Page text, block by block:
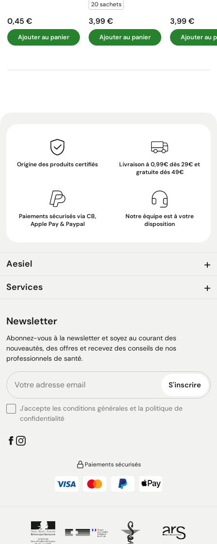
Prix
0,45 €
Ajouter au panier
20 sachets
Prix
3,99 €
Ajouter au panier
Prix
3,99 €
Ajouter au
Origine des produits certifiés
Livraison à 0,99€ dès 29€ et
gratuite dès 49€
Paiements sécurisés via CB,
Apple Pay & Paypal
Notre équipe est à votre
disposition
Aesiel
Services
Newsletter
Abonnez-vous à la newsletter et soyez au courant des
nouveautés, des offres et recevez des conseils de nos
professionnels de santé.
S'inscrire
J'accepte les conditions générales et la politique de
confidentialité
Paiements sécurisés